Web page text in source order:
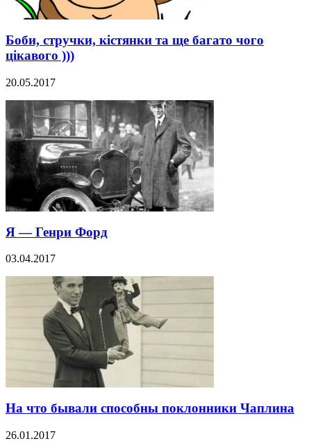
Боби, стручки, кістянки та ще багато чого
цікавого )))
20.05.2017
Я — Генри Форд
03.04.2017
На что бывали способны поклонники Чаплина
26.01.2017